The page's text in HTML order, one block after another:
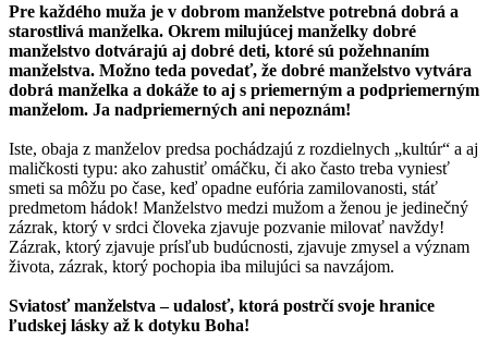
Pre každého muža je v dobrom manželstve potrebná dobrá a
starostlivá manželka. Okrem milujúcej manželky dobré
manželstvo dotvárajú aj dobré deti, ktoré sú požehnaním
manželstva. Možno teda povedať, že dobré manželstvo vytvára
dobrá manželka a dokáže to aj s priemerným a podpriemerným
manželom. Ja nadpriemerných ani nepoznám!
Iste, obaja z manželov predsa pochádzajú z rozdielnych „kultúr“ a aj
maličkosti typu: ako zahustiť omáčku, či ako často treba vyniesť
smeti sa môžu po čase, keď opadne eufória zamilovanosti, stáť
predmetom hádok! Manželstvo medzi mužom a ženou je jedinečný
zázrak, ktorý v srdci človeka zjavuje pozvanie milovať navždy!
Zázrak, ktorý zjavuje prísľub budúcnosti, zjavuje zmysel a význam
života, zázrak, ktorý pochopia iba milujúci sa navzájom.
Sviatosť manželstva – udalosť, ktorá postrčí svoje hranice
ľudskej lásky až k dotyku Boha!